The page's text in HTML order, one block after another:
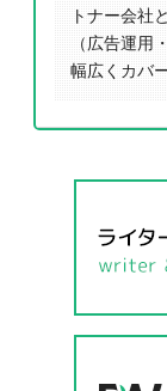
トナー会社
（広告運用
幅広くカバ